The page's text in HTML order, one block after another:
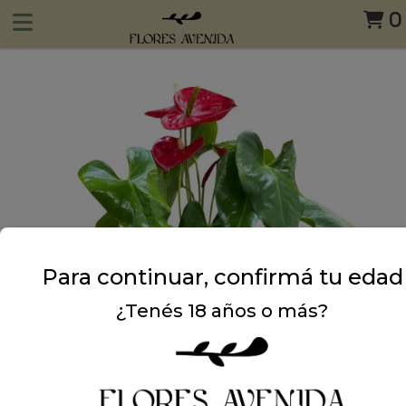
0
Para continuar, confirmá tu edad
¿Tenés 18 años o más?